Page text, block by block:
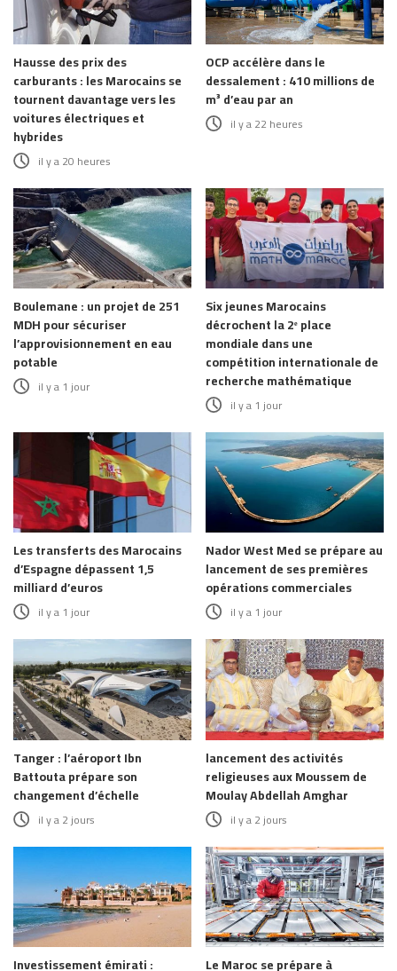
Hausse des prix des
carburants : les Marocains se
tournent davantage vers les
voitures électriques et
hybrides
il y a 20 heures
OCP accélère dans le
dessalement : 410 millions de
m³ d’eau par an
il y a 22 heures
Boulemane : un projet de 251
MDH pour sécuriser
l’approvisionnement en eau
potable
il y a 1 jour
Six jeunes Marocains
décrochent la 2ᵉ place
mondiale dans une
compétition internationale de
recherche mathématique
il y a 1 jour
Les transferts des Marocains
d’Espagne dépassent 1,5
milliard d’euros
il y a 1 jour
Nador West Med se prépare au
lancement de ses premières
opérations commerciales
il y a 1 jour
Tanger : l’aéroport Ibn
Battouta prépare son
changement d’échelle
il y a 2 jours
lancement des activités
religieuses aux Moussem de
Moulay Abdellah Amghar
il y a 2 jours
Investissement émirati :
Le Maroc se prépare à